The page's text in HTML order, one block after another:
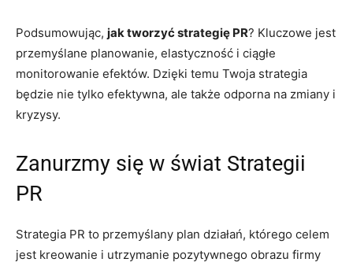
Podsumowując, jak tworzyć strategię PR? Kluczowe jest
przemyślane planowanie, elastyczność i ciągłe
monitorowanie efektów. Dzięki temu Twoja strategia
będzie nie tylko efektywna, ale także odporna na zmiany i
kryzysy.
Zanurzmy się w świat Strategii
PR
Strategia PR to przemyślany plan działań, którego celem
jest kreowanie i utrzymanie pozytywnego obrazu firmy